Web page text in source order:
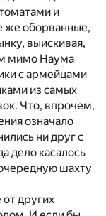
и
же оборванные,
выискивая,
мимо Наума
с армейцами
из самых
Что, впрочем,
означало
ни друг с
дело касалось
шахту
от других